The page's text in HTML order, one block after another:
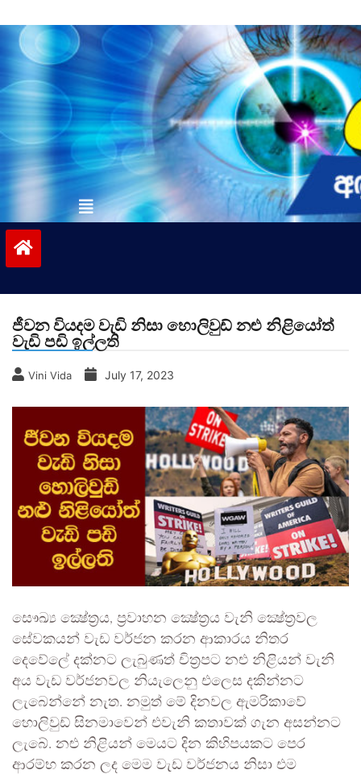
to
contentvinivida.lk
ජීවන වියදම වැඩි නිසා හොලිවුඩ් නළු නිළියෝත්
වැඩි පඩි ඉල්ලති
Vini Vida July 17, 2023
සෞඛ්‍ය ක්‍ෂේත්‍රය, ප්‍රවාහන ක්‍ෂේත්‍රය වැනි ක්‍ෂේත්‍රවල
සේවකයන් වැඩ වර්ජන කරන ආකාරය නිතර
දෙවේලේ දක්නට ලැබුණත් චිත්‍රපට නළු නිළියන් වැනි
අය වැඩ වර්ජනවල නියැලෙනු එලෙස දකින්නට
ලැබෙන්නේ නැත. නමුත් මේ දිනවල ඇමරිකාවේ
හොලිවුඩ් සිනමාවෙන් එවැනි කතාවක් ගැන අසන්නට
ලැබේ. නළු නිළියන් මෙයට දින කිහිපයකට පෙර
ආරම්භ කරන ලද මෙම වැඩ වර්ජනය නිසා එම